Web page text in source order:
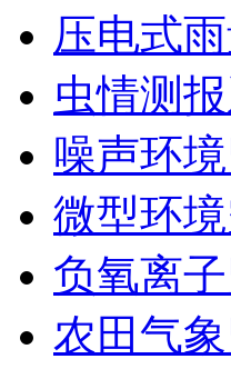
压电式
虫情测
噪声环
微型环
负氧离
农田气